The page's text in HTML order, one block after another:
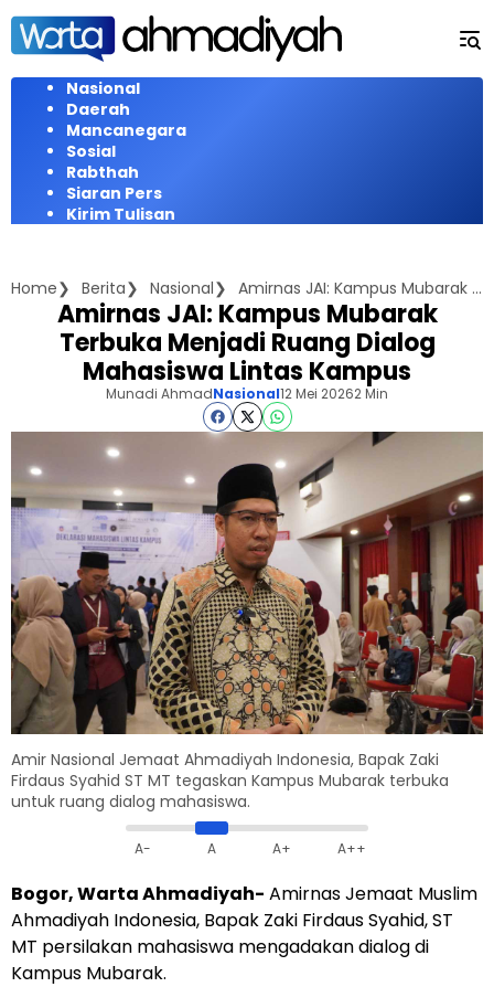
Langsung
konten
Nasional
Daerah
Mancanegara
Sosial
Rabthah
Siaran Pers
Kirim Tulisan
Home Berita Nasional Amirnas JAI: Kampus Mubarak Terbuka Menjadi Ruang Dialog Mahasiswa Lintas Kampus
Amirnas JAI: Kampus Mubarak
Terbuka Menjadi Ruang Dialog
Mahasiswa Lintas Kampus
Munadi AhmadNasional12 Mei 20262 Min
Amir Nasional Jemaat Ahmadiyah Indonesia, Bapak Zaki
Firdaus Syahid ST MT tegaskan Kampus Mubarak terbuka
untuk ruang dialog mahasiswa.
A- A A+ A++
Bogor, Warta Ahmadiyah- Amirnas Jemaat Muslim
Ahmadiyah Indonesia, Bapak Zaki Firdaus Syahid, ST
MT persilakan mahasiswa mengadakan dialog di
Kampus Mubarak.